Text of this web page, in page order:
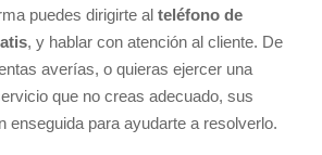
puedes dirigirte al teléfono de
, y hablar con atención al cliente. De
averías, o quieras ejercer una
que no creas adecuado, sus
enseguida para ayudarte a resolverlo.